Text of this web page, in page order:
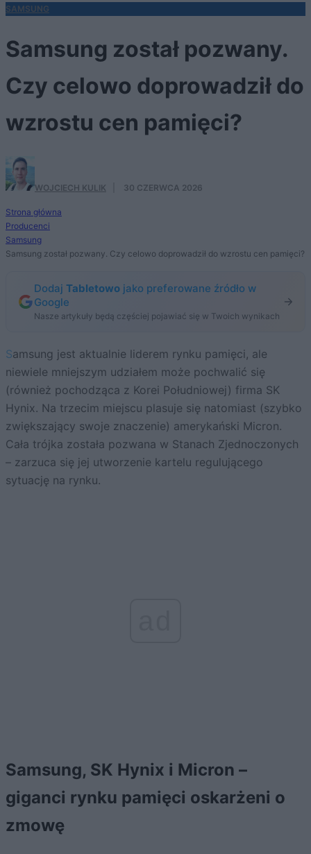
SAMSUNG
Samsung został pozwany.
Czy celowo doprowadził do
wzrostu cen pamięci?
WOJCIECH KULIK 30 CZERWCA 2026
Strona główna
Producenci
Samsung
Samsung został pozwany. Czy celowo doprowadził do wzrostu cen pamięci?
Dodaj Tabletowo jako preferowane źródło w
Google
Nasze artykuły będą częściej pojawiać się w Twoich wynikach
Samsung jest aktualnie liderem rynku pamięci, ale
niewiele mniejszym udziałem może pochwalić się
(również pochodząca z Korei Południowej) firma SK
Hynix. Na trzecim miejscu plasuje się natomiast (szybko
zwiększający swoje znaczenie) amerykański Micron.
Cała trójka została pozwana w Stanach Zjednoczonych
– zarzuca się jej utworzenie kartelu regulującego
sytuację na rynku.
Samsung, SK Hynix i Micron –
giganci rynku pamięci oskarżeni o
zmowę